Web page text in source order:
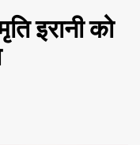
इरानी को